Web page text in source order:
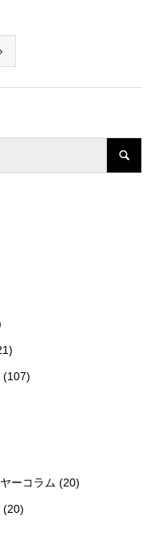
(107)
ーコラム (20)
(20)